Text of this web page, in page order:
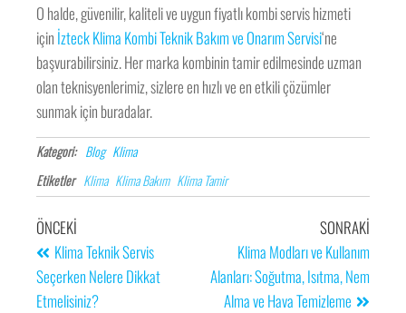
O halde, güvenilir, kaliteli ve uygun fiyatlı kombi servis hizmeti
için İzteck Klima Kombi Teknik Bakım ve Onarım Servisi‘ne
başvurabilirsiniz. Her marka kombinin tamir edilmesinde uzman
olan teknisyenlerimiz, sizlere en hızlı ve en etkili çözümler
sunmak için buradalar.
Kategori: Blog Klima
Etiketler Klima Klima Bakım Klima Tamir
ÖNCEKI
Klima Teknik Servis
Seçerken Nelere Dikkat
Etmelisiniz?
SONRAKI
Klima Modları ve Kullanım
Alanları: Soğutma, Isıtma, Nem
Alma ve Hava Temizleme